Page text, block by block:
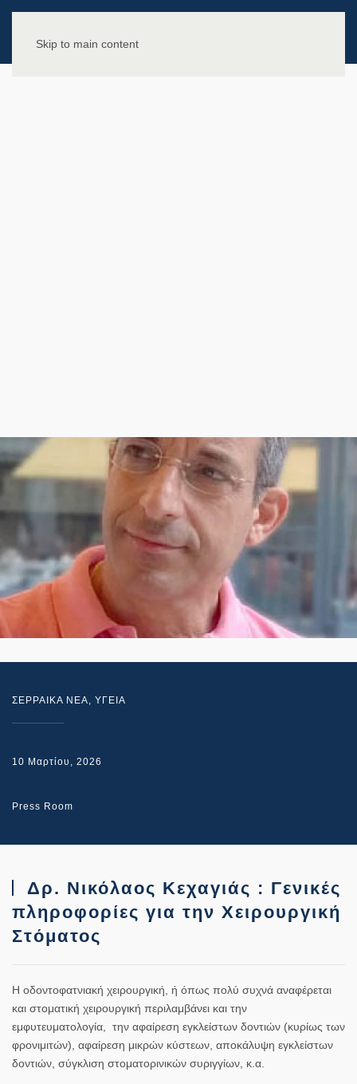
Skip to main content
ΣΕΡΡΑΙΚΑ ΝΕΑ, ΥΓΕΙΑ
10 Μαρτίου, 2026
Press Room
Δρ. Νικόλαος Κεχαγιάς : Γενικές
πληροφορίες για την Χειρουργική
Στόματος
Η οδοντοφατνιακή χειρουργική , ή όπως πολύ συχνά αναφέρεται
και στοματική χειρουργική περιλαμβάνει και την
εμφυτευματολογία , την αφαίρεση εγκλείστων δοντιών (κυρίως των
φρονιμιτών), αφαίρεση μικρών κύστεων, αποκάλυψη εγκλείστων
δοντιών, σύγκλιση στοματορινικών συριγγίων, κ.α.